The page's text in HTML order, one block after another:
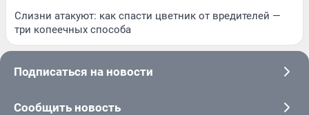
Слизни атакуют: как спасти цветник от вредителей —
три копеечных способа
Подписаться на новости
Сообщить новость